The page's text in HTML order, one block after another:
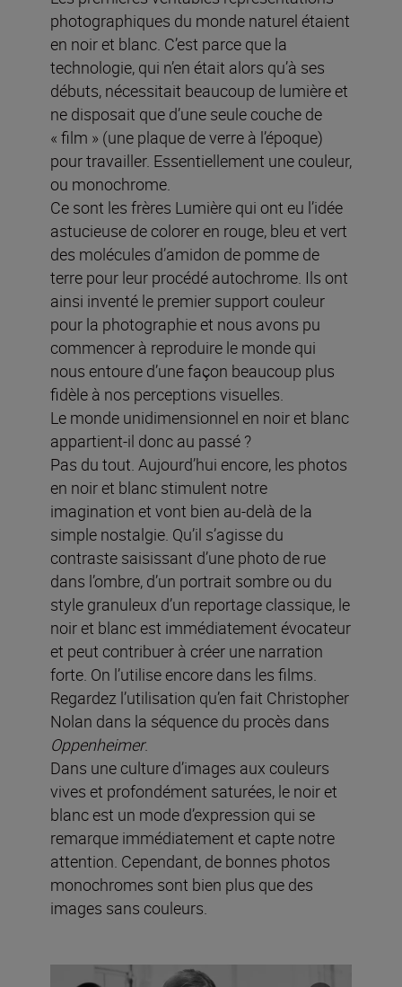
photographiques du monde naturel étaient
en noir et blanc. C’est parce que la
technologie, qui n’en était alors qu’à ses
débuts, nécessitait beaucoup de lumière et
ne disposait que d’une seule couche de
« film » (une plaque de verre à l’époque)
pour travailler. Essentiellement une couleur,
ou monochrome.
Ce sont les frères Lumière qui ont eu l’idée
astucieuse de colorer en rouge, bleu et vert
des molécules d’amidon de pomme de
terre pour leur procédé autochrome. Ils ont
ainsi inventé le premier support couleur
pour la photographie et nous avons pu
commencer à reproduire le monde qui
nous entoure d’une façon beaucoup plus
fidèle à nos perceptions visuelles.
Le monde unidimensionnel en noir et blanc
appartient-il donc au passé ?
Pas du tout. Aujourd’hui encore, les photos
en noir et blanc stimulent notre
imagination et vont bien au-delà de la
simple nostalgie. Qu’il s’agisse du
contraste saisissant d’une photo de rue
dans l’ombre, d’un portrait sombre ou du
style granuleux d’un reportage classique, le
noir et blanc est immédiatement évocateur
et peut contribuer à créer une narration
forte. On l’utilise encore dans les films.
Regardez l’utilisation qu’en fait Christopher
Nolan dans la séquence du procès dans
Oppenheimer.
Dans une culture d’images aux couleurs
vives et profondément saturées, le noir et
blanc est un mode d’expression qui se
remarque immédiatement et capte notre
attention. Cependant, de bonnes photos
monochromes sont bien plus que des
images sans couleurs.